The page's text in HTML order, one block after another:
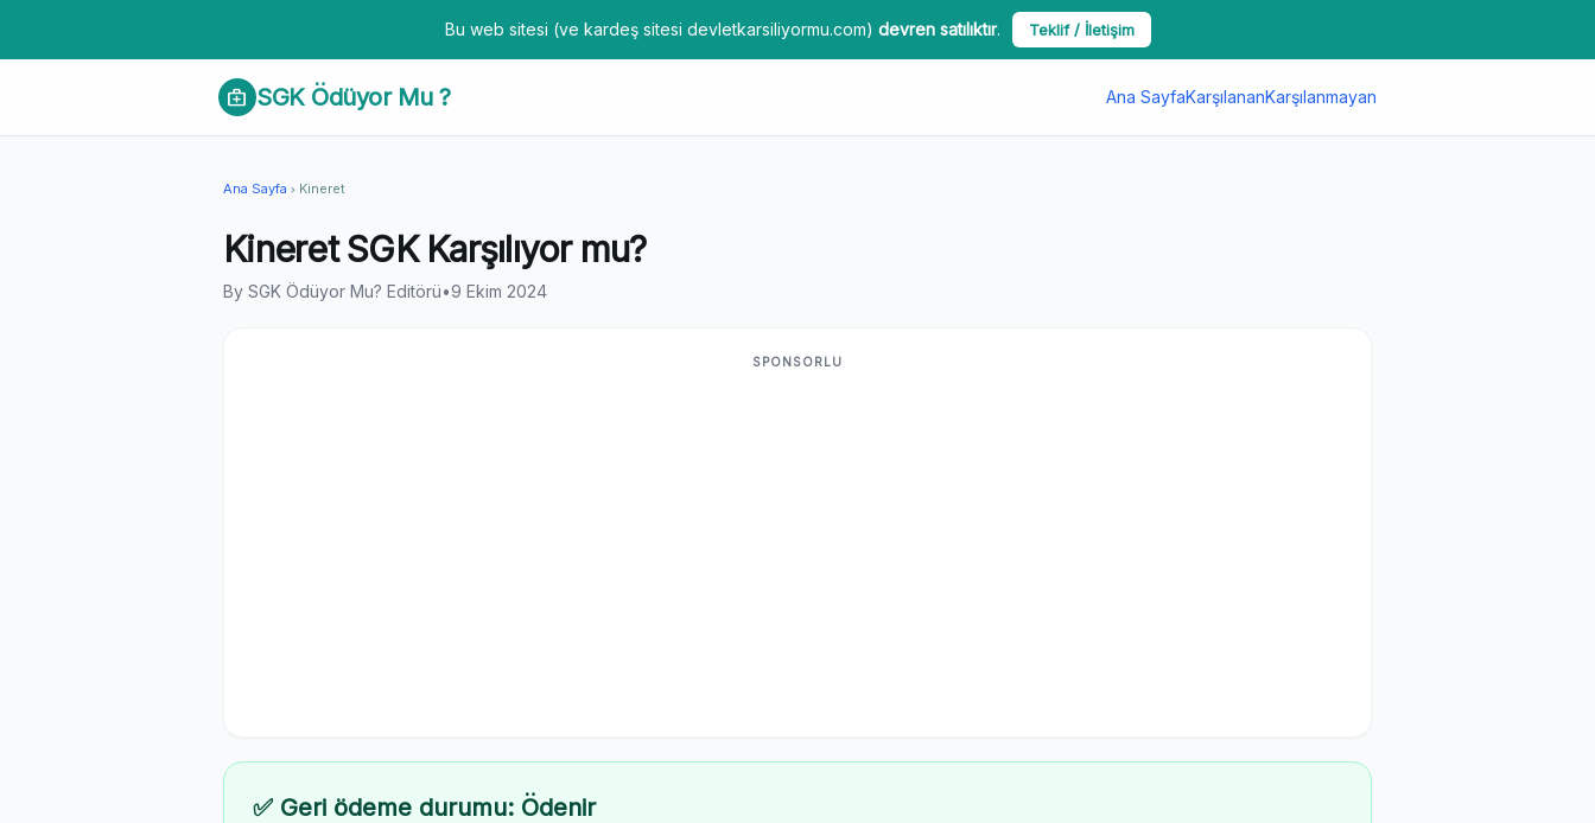
Bu web sitesi (ve kardeş sitesi devletkarsiliyormu.com) devren satılıktır. Teklif / İletişim
medical_services SGK Ödüyor Mu ? Ana SayfaKarşılananKarşılanmayan
Ana Sayfa chevron_right Kineret
Kineret SGK Karşılıyor mu?
By SGK Ödüyor Mu? Editörü•9 Ekim 2024
SPONSORLU
✅ Geri ödeme durumu: Ödenir